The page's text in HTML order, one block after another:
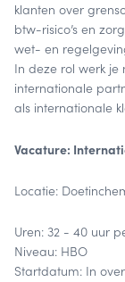
klanten over
btw-risico’s en
wet- en
In deze rol werk je
internationale
als internationale
Vacature:
Locatie:
Uren: 32 - 40 uur
Niveau: HBO
Startdatum: In